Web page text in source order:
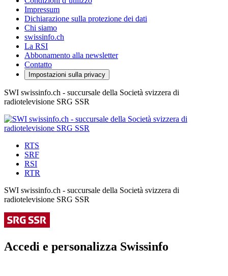
Impressum
Dichiarazione sulla protezione dei dati
Chi siamo
swissinfo.ch
La RSI
Abbonamento alla newsletter
Contatto
Impostazioni sulla privacy
SWI swissinfo.ch - succursale della Società svizzera di
radiotelevisione SRG SSR
RTS
SRF
RSI
RTR
SWI swissinfo.ch - succursale della Società svizzera di
radiotelevisione SRG SSR
Accedi e personalizza Swissinfo